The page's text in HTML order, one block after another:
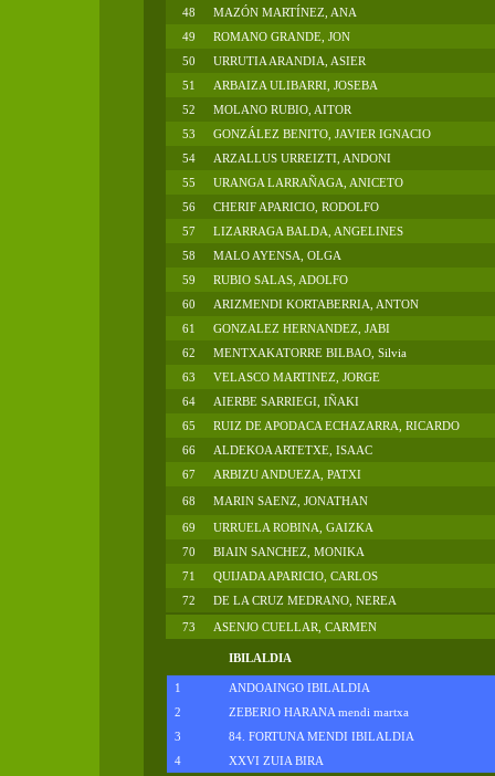
48
MAZÓN MARTÍNEZ, ANA
49
ROMANO GRANDE, JON
50
URRUTIA ARANDIA, ASIER
51
ARBAIZA ULIBARRI, JOSEBA
52
MOLANO RUBIO, AITOR
53
GONZÁLEZ BENITO, JAVIER IGNACIO
54
ARZALLUS URREIZTI, ANDONI
55
URANGA LARRAÑAGA, ANICETO
56
CHERIF APARICIO, RODOLFO
57
LIZARRAGA BALDA, ANGELINES
58
MALO AYENSA, OLGA
59
RUBIO SALAS, ADOLFO
60
ARIZMENDI KORTABERRIA, ANTON
61
GONZALEZ HERNANDEZ, JABI
62
MENTXAKATORRE BILBAO, Silvia
63
VELASCO MARTINEZ, JORGE
64
AIERBE SARRIEGI, IÑAKI
65
RUIZ DE APODACA ECHAZARRA, RICARDO
66
ALDEKOA ARTETXE, ISAAC
67
ARBIZU ANDUEZA, PATXI
68
MARIN SAENZ, JONATHAN
69
URRUELA ROBINA, GAIZKA
70
BIAIN SANCHEZ, MONIKA
71
QUIJADA APARICIO, CARLOS
72
DE LA CRUZ MEDRANO, NEREA
73
ASENJO CUELLAR, CARMEN
IBILALDIA
1
ANDOAINGO IBILALDIA
2
ZEBERIO HARANA mendi martxa
3
84. FORTUNA MENDI IBILALDIA
4
XXVI ZUIA BIRA